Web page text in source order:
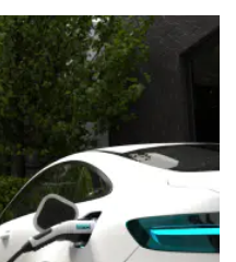
verslumo įgūdžių ugdymo
nei 50 metų
„Smurtinio elgesio
keitimo programa“